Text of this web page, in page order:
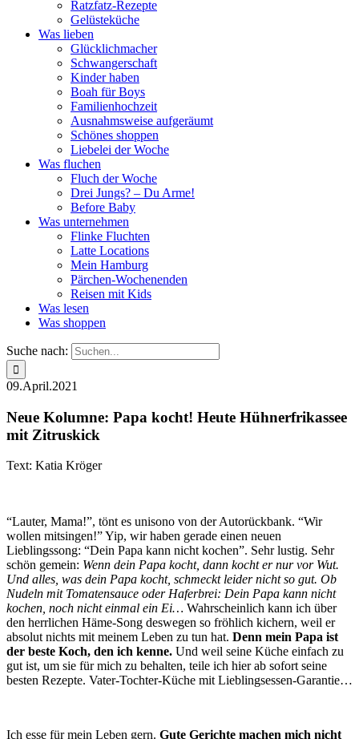
Ratzfatz-Rezepte
Gelüsteküche
Was lieben
Glücklichmacher
Schwangerschaft
Kinder haben
Boah für Boys
Familienhochzeit
Ausnahmsweise aufgeräumt
Schönes shoppen
Liebelei der Woche
Was fluchen
Fluch der Woche
Drei Jungs? – Du Arme!
Before Baby
Was unternehmen
Flinke Fluchten
Latte Locations
Mein Hamburg
Pärchen-Wochenenden
Reisen mit Kids
Was lesen
Was shoppen
Suche nach:
09.April.2021
Neue Kolumne: Papa kocht! Heute Hühnerfrikassee
mit Zitruskick
Text: Katia Kröger
“Lauter, Mama!”, tönt es unisono von der Autorückbank. “Wir
wollen mitsingen!” Yip, wir haben gerade einen neuen
Lieblingssong: “Dein Papa kann nicht kochen”. Sehr lustig. Sehr
schön gemein: Wenn dein Papa kocht, dann kocht er nur vor Wut.
Und alles, was dein Papa kocht, schmeckt leider nicht so gut. Ob
Nudeln mit Tomatensauce oder Haferbrei: Dein Papa kann nicht
kochen, noch nicht einmal ein Ei… Wahrscheinlich kann ich über
den herrlichen Häme-Song deswegen so fröhlich kichern, weil er
absolut nichts mit meinem Leben zu tun hat. Denn mein Papa ist
der beste Koch, den ich kenne. Und weil seine Küche einfach zu
gut ist, um sie für mich zu behalten, teile ich hier ab sofort seine
besten Rezepte. Vater-Tochter-Küche mit Lieblingsessen-Garantie…
Ich esse für mein Leben gern. Gute Gerichte machen mich nicht